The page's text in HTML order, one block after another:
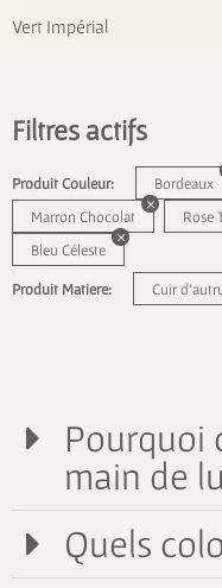
Vert Impérial
Filtres actifs
Produit Couleur: Bordeaux
Marron Chocolat
Rose
Bleu Céleste
Produit Matiere: Cuir
Pourquoi
main de
Quels